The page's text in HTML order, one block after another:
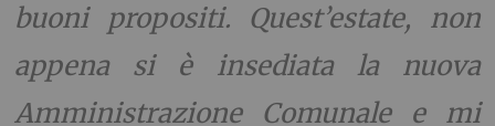
buoni propositi. Quest’estate, non
appena si è insediata la nuova
Amministrazione Comunale e mi